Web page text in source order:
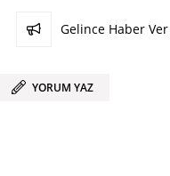
Gelince Haber Ver
YORUM YAZ